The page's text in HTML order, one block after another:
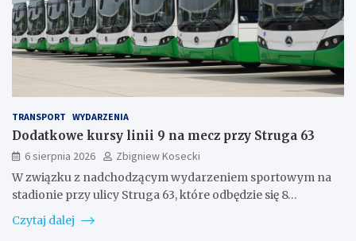
TRANSPORT WYDARZENIA
Dodatkowe kursy linii 9 na mecz przy Struga 63
6 sierpnia 2026
Zbigniew Kosecki
W związku z nadchodzącym wydarzeniem sportowym na
stadionie przy ulicy Struga 63, które odbędzie się 8…
Czytaj dalej